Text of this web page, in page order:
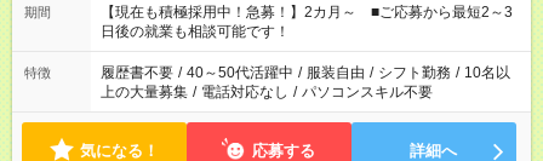
たくない」 など、ご希望を教えてくださいね。 ※Wワーク希望
の方へ 今ご覧のお仕事で希望する勤務時間と、もう1つのお仕事
の勤務時間。 合計で週40時間を超える場合は応募できません。
期間
【現在も積極採用中！急募！】2カ月～ ■ご応募から最短2～3
日後の就業も相談可能です！
特徴 履歴書不要 / 40～50代活躍中 / 服装自由 / シフト勤務 / 10名以
上の大量募集 / 電話対応なし / パソコンスキル不要
気になる！ 応募する 詳細へ